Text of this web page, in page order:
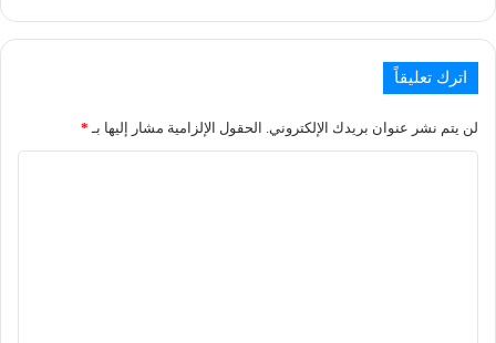
اترك تعليقاً
لن يتم نشر عنوان بريدك الإلكتروني. الحقول الإلزامية مشار إليها بـ *